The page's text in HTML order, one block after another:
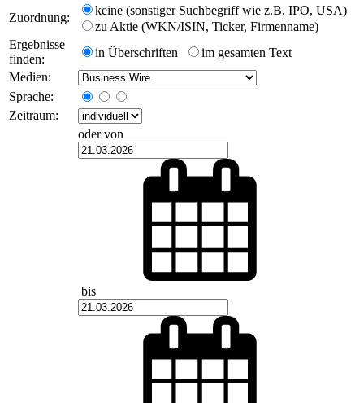
Zuordnung:
keine (sonstiger Suchbegriff wie z.B. IPO, USA)
zu Aktie (WKN/ISIN, Ticker, Firmenname)
Ergebnisse
finden:
in Überschriften
im gesamten Text
Medien:
Sprache:
Zeitraum:
oder von
bis